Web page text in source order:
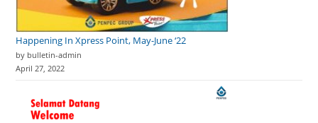
Happening In Xpress Point, May-June ‘22
by bulletin-admin
April 27, 2022